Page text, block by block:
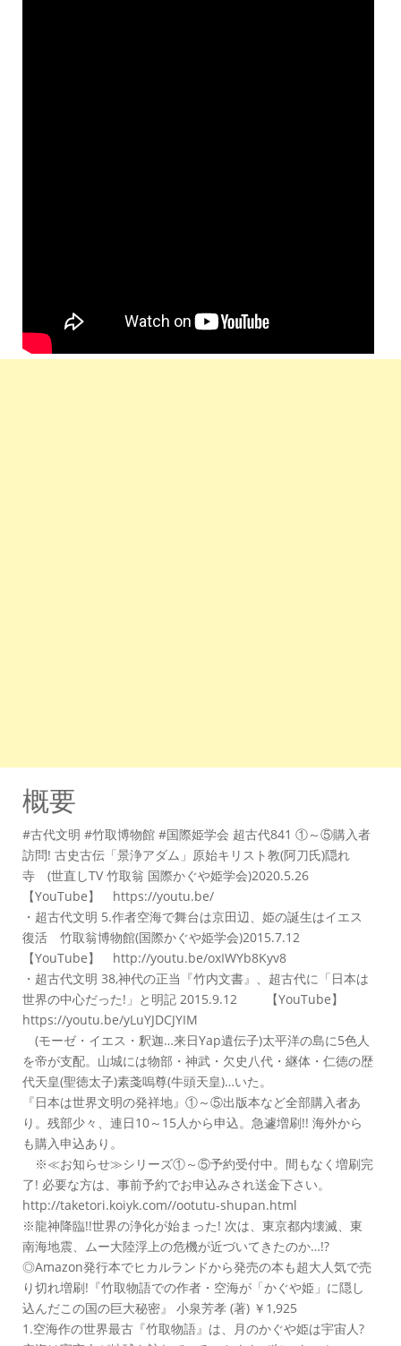
概要
#古代文明 #竹取博物館 #国際姫学会 超古代841 ①～⑤購入者
訪問! 古史古伝「景浄アダム」原始キリスト教(阿刀氏)隠れ
寺 (世直しTV 竹取翁 国際かぐや姫学会)2020.5.26
【YouTube】 https://youtu.be/
・超古代文明 5.作者空海で舞台は京田辺、姫の誕生はイエス
復活 竹取翁博物館(国際かぐや姫学会)2015.7.12
【YouTube】 http://youtu.be/oxIWYb8Kyv8
・超古代文明 38,神代の正当『竹内文書』、超古代に「日本は
世界の中心だった!」と明記 2015.9.12 【YouTube】
https://youtu.be/yLuYJDCJYIM
(モーゼ・イエス・釈迦…来日Yap遺伝子)太平洋の島に5色人
を帝が支配。山城には物部・神武・欠史八代・継体・仁徳の歴
代天皇(聖徳太子)素戔嗚尊(牛頭天皇)…いた。
『日本は世界文明の発祥地』①～⑤出版本など全部購入者あ
り。残部少々、連日10～15人から申込。急遽増刷!! 海外から
も購入申込あり。
※≪お知らせ≫シリーズ①～⑤予約受付中。間もなく増刷完
了! 必要な方は、事前予約でお申込みされ送金下さい。
http://taketori.koiyk.com//ootutu-shupan.html
※龍神降臨!!世界の浄化が始まった! 次は、東京都内壊滅、東
南海地震、ムー大陸浮上の危機が近づいてきたのか…!?
◎Amazon発行本でヒカルランドから発売の本も超大人気で売
り切れ増刷!『竹取物語での作者・空海が「かぐや姫」に隠し
込んだこの国の巨大秘密』 小泉芳孝 (著) ￥1,925
1.空海作の世界最古『竹取物語』は、月のかぐや姫は宇宙人?